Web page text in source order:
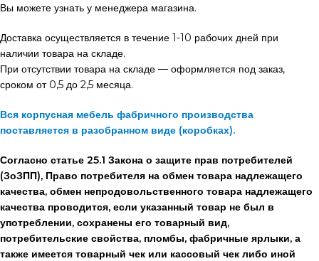
Вы можете узнать у менеджера магазина.
Доставка осуществляется в течение 1-10 рабочих дней при
наличии товара на складе.
При отсутствии товара на складе — оформляется под заказ,
сроком от 0,5 до 2,5 месяца.
Вся корпусная мебель фабричного производства
поставляется в разобранном виде (коробках).
Согласно статье 25.1 Закона о защите прав потребителей
(ЗоЗПП), Право потребителя на обмен товара надлежащего
качества, обмен непродовольственного товара надлежащего
качества проводится, если указанный товар не был в
употреблении, сохранены его товарный вид,
потребительские свойства, пломбы, фабричные ярлыки, а
также имеется товарный чек или кассовый чек либо иной